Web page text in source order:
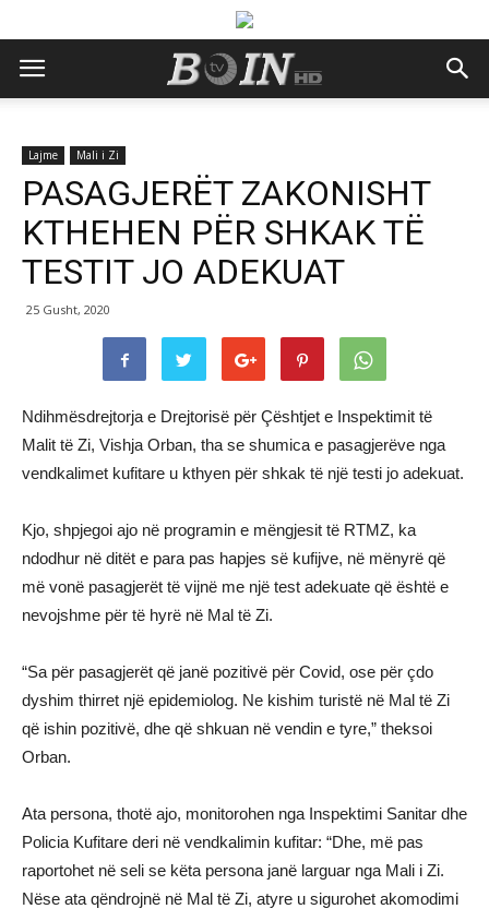
Lajme Mali i Zi
PASAGJERËT ZAKONISHT
KTHEHEN PËR SHKAK TË
TESTIT JO ADEKUAT
25 Gusht, 2020
Ndihmësdrejtorja e Drejtorisë për Çështjet e Inspektimit të
Malit të Zi, Vishja Orban, tha se shumica e pasagjerëve nga
vendkalimet kufitare u kthyen për shkak të një testi jo adekuat.
Kjo, shpjegoi ajo në programin e mëngjesit të RTMZ, ka
ndodhur në ditët e para pas hapjes së kufijve, në mënyrë që
më vonë pasagjerët të vijnë me një test adekuate që është e
nevojshme për të hyrë në Mal të Zi.
“Sa për pasagjerët që janë pozitivë për Covid, ose për çdo
dyshim thirret një epidemiolog. Ne kishim turistë në Mal të Zi
që ishin pozitivë, dhe që shkuan në vendin e tyre,” theksoi
Orban.
Ata persona, thotë ajo, monitorohen nga Inspektimi Sanitar dhe
Policia Kufitare deri në vendkalimin kufitar: “Dhe, më pas
raportohet në seli se këta persona janë larguar nga Mali i Zi.
Nëse ata qëndrojnë në Mal të Zi, atyre u sigurohet akomodimi